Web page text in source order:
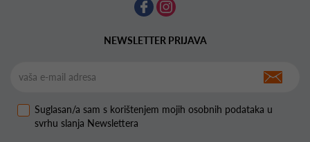
NEWSLETTER PRIJAVA
Suglasan/a sam s korištenjem mojih osobnih podataka u
svrhu slanja Newslettera